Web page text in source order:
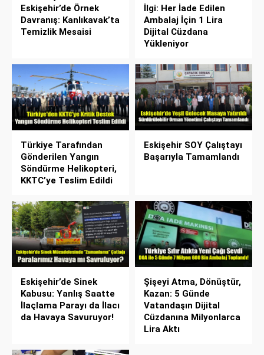
Eskişehir’de Örnek
Davranış: Kanlıkavak’ta
Temizlik Mesaisi
İlgi: Her İade Edilen
Ambalaj İçin 1 Lira
Dijital Cüzdana
Yükleniyor
Türkiye Tarafından
Gönderilen Yangın
Söndürme Helikopteri,
KKTC’ye Teslim Edildi
Eskişehir SOY Çalıştayı
Başarıyla Tamamlandı
Eskişehir’de Sinek
Kabusu: Yanlış Saatte
İlaçlama Parayı da İlacı
da Havaya Savuruyor!
Şişeyi Atma, Dönüştür,
Kazan: 5 Günde
Vatandaşın Dijital
Cüzdanına Milyonlarca
Lira Aktı